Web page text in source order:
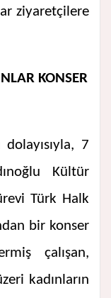
ziyaretçilere
KONSER
7
Kültür
Türk Halk
bir konser
çalışan,
kadınların